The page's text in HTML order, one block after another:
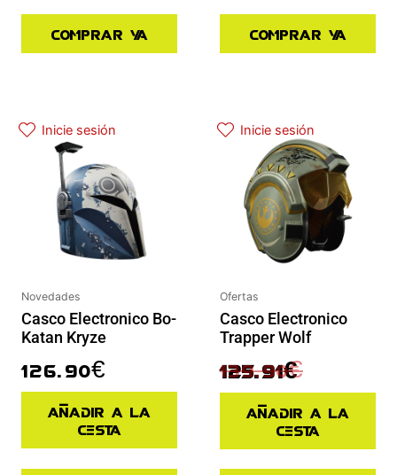
Comprar ya Comprar ya
Inicie sesión
Novedades
Casco Electronico Bo-
Katan Kryze
126.90€
Añadir a la
cesta
Inicie sesión
Ofertas
Casco Electronico
Trapper Wolf
139.90€
125.91€
Añadir a la
cesta